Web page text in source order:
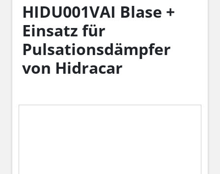
HIDU001VAI Blase +
Einsatz für
Pulsationsdämpfer
von Hidracar